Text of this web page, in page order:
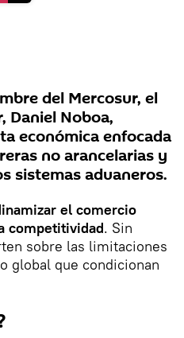
del Mercosur, el
Daniel Noboa,
económica enfocada
no arancelarias y
sistemas aduaneros.
el comercio
competitividad. Sin
sobre las limitaciones
global que condicionan